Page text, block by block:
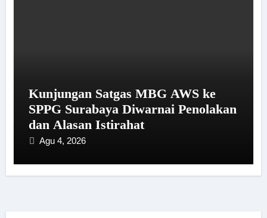
Kunjungan Satgas MBG AWS ke
SPPG Surabaya Diwarnai Penolakan
dan Alasan Istirahat
Agu 4, 2026